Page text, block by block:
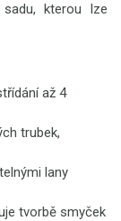
kterou lze
až 4
trubek,
lany
tvorbě smyček